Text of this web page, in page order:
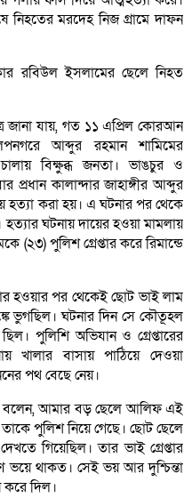
নিহতের মরদেহ নিজ গ্রামে দাফন
রবিউল ইসলামের ছেলে নিহত
জানা যায়, গত ১১ এপ্রিল কোরআন
আব্দুর রহমান শামিমের
বিক্ষুব্ধ জনতা। ভাঙচুর ও
প্রধান কালান্দার জাহাঙ্গীর আব্দুর
হত্যা করা হয়। এ ঘটনার পর থেকে
ঘটনায় দায়ের হওয়া মামলায়
পুলিশ গ্রেপ্তার করে রিমান্ডে
হওয়ার পর থেকেই ছোট ভাই লাম
ভুগছিল। ঘটনার দিন সে কৌতূহল
পুলিশি অভিযান ও গ্রেপ্তারের
খালার বাসায় পাঠিয়ে দেওয়া
পথ বেছে নেয়।
বলেন, আমার বড় ছেলে আলিফ এই
পুলিশ নিয়ে গেছে। ছোট ছেলে
গিয়েছিল। তার ভাই গ্রেপ্তার
ভয়ে থাকত। সেই ভয় আর দুশ্চিন্তা
দিল।